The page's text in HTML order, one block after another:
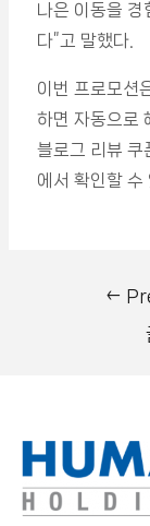
나은 이동을 경
다”고 말했다.
이번 프로모션
하면 자동으로
블로그 리뷰 쿠
에서 확인할 수
←